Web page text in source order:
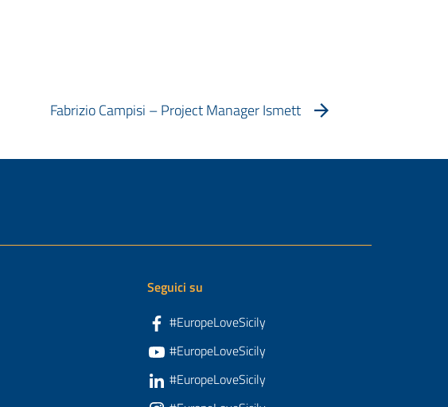
Fabrizio Campisi – Project Manager Ismett
Seguici su
#EuropeLoveSicily
#EuropeLoveSicily
#EuropeLoveSicily